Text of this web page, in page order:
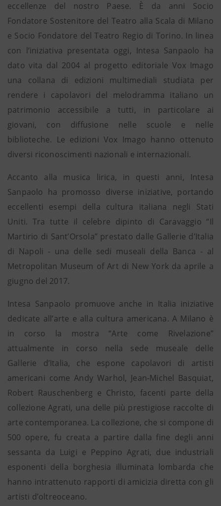
eccellenze del nostro Paese. È da anni Socio
Fondatore Sostenitore del Teatro alla Scala di Milano
e Socio Fondatore del Teatro Regio di Torino. In linea
con l’iniziativa presentata oggi, Intesa Sanpaolo ha
dato vita dal 2004 al progetto editoriale Vox Imago
una collana di edizioni multimediali studiata per
rendere i capolavori del melodramma italiano un
patrimonio accessibile a tutti, in particolare ai
giovani, con diffusione nelle scuole e nelle
biblioteche. Le edizioni Vox Imago hanno ottenuto
diversi riconoscimenti nazionali e internazionali.
Accanto alla musica lirica, in questi anni, Intesa
Sanpaolo ha promosso diverse iniziative, portando
eccellenti esempi della cultura italiana negli Stati
Uniti. Tra tutte il celebre dipinto di Caravaggio “Il
Martirio di Sant’Orsola” prestato dalle Gallerie d’Italia
di Napoli - una delle sedi museali della Banca - al
Metropolitan Museum of Art di New York da aprile a
giugno del 2017.
Intesa Sanpaolo promuove anche in Italia iniziative
dedicate all’arte e alla cultura americana. A Milano è
in corso la mostra “Arte come Rivelazione”
attualmente in corso nella sede museale delle
Gallerie d’Italia, che espone capolavori di artisti
americani come Andy Warhol, Jean-Michel Basquiat,
Robert Rauschenberg e Christo, facenti parte della
collezione Agrati, una delle più prestigiose raccolte di
arte contemporanea. La collezione, che si compone di
500 opere, fu creata a partire dalla fine degli anni
sessanta da Luigi e Peppino Agrati, due industriali
esponenti della borghesia illuminata lombarda che
hanno intrattenuto rapporti di amicizia diretta con gli
artisti d’oltreoceano.